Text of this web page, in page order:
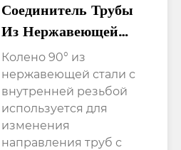
Соединитель Трубы
Из Нержавеющей
Стали 150 #,
Резьбовой Фитинг,
Колено 90° Для
Улицы
Колено 90° из
нержавеющей стали с
внутренней резьбой
используется для
изменения
направления труб с